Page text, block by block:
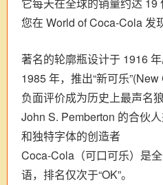
它每天在全球的销量约达
您在 World of Coca‑Cola 发
著名的轮廓瓶设计于 1916 年
1985 年，推出“新可乐
负面评价成为历史上最声名
John S. Pemberton 的合伙
和独特字体的创造者
Coca‑Cola（可口可乐）是
语，排名仅次于“OK”。